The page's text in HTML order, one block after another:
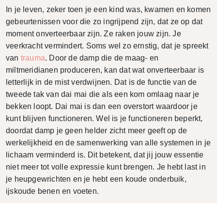
In je leven, zeker toen je een kind was, kwamen en komen
gebeurtenissen voor die zo ingrijpend zijn, dat ze op dat
moment onverteerbaar zijn. Ze raken jouw zijn. Je
veerkracht vermindert. Soms wel zo ernstig, dat je spreekt
van trauma. Door de damp die de maag- en
miltmeridianen produceren, kan dat wat onverteerbaar is
letterlijk in de mist verdwijnen. Dat is de functie van de
tweede tak van dai mai die als een kom omlaag naar je
bekken loopt. Dai mai is dan een overstort waardoor je
kunt blijven functioneren. Wel is je functioneren beperkt,
doordat damp je geen helder zicht meer geeft op de
werkelijkheid en de samenwerking van alle systemen in je
lichaam verminderd is. Dit betekent, dat jij jouw essentie
niet meer tot volle expressie kunt brengen. Je hebt last in
je heupgewrichten en je hebt een koude onderbuik,
ijskoude benen en voeten.